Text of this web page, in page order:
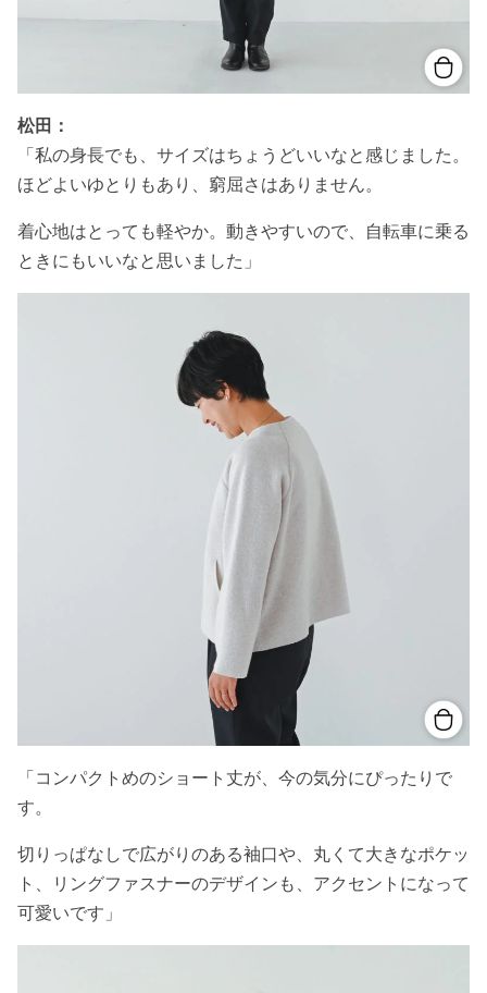
松田：
「私の身長でも、サイズはちょうどいいなと感じました。
ほどよいゆとりもあり、窮屈さはありません。
着心地はとっても軽やか。動きやすいので、自転車に乗る
ときにもいいなと思いました」
「コンパクトめのショート丈が、今の気分にぴったりで
す。
切りっぱなしで広がりのある袖口や、丸くて大きなポケッ
ト、リングファスナーのデザインも、アクセントになって
可愛いです」